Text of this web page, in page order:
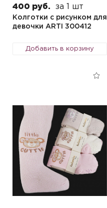
400 руб. за 1 шт
Колготки с рисунком для
девочки ARTI 300412
Добавить в корзину